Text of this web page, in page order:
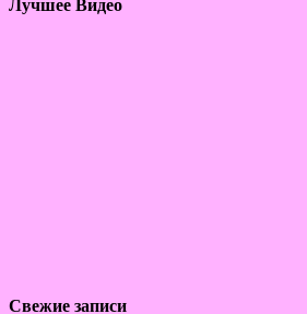
Лучшее Видео
Свежие записи